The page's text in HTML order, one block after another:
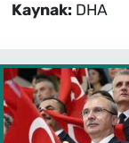
Kaynak: DHA